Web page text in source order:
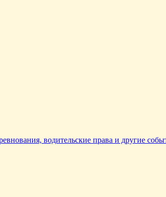
водительские права и другие